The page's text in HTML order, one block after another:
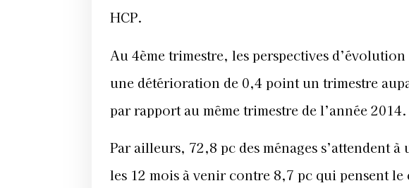
HCP.
Au 4ème trimestre, les perspectives
une détérioration de 0,4 point un trimestre
par rapport au même trimestre de l’année 2014.
Par ailleurs, 72,8 pc des ménages s’attendent
les 12 mois à venir contre 8,7 pc qui pensent